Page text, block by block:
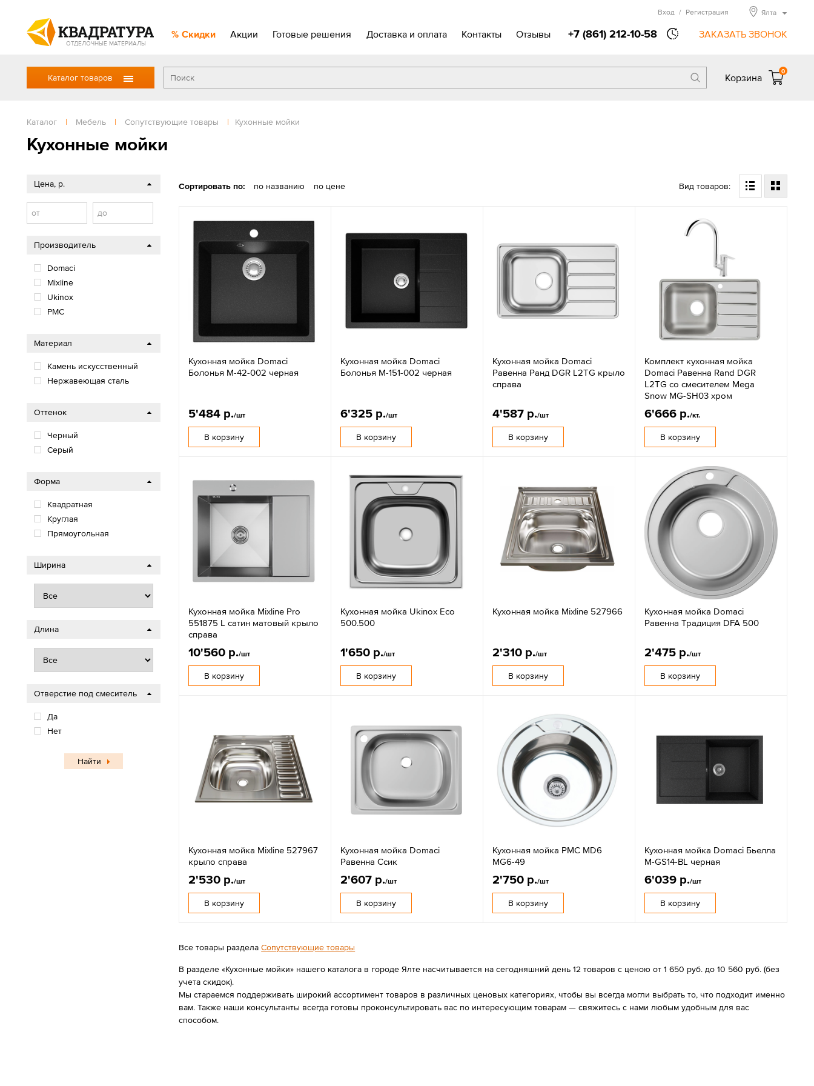
ОТДЕЛОЧНЫЕ МАТЕРИАЛЫ
Скидки Акции Готовые решения Доставка и оплата Контакты Отзывы +7 (861) 212-10-58 ЗАКАЗАТЬ ЗВОНОК
Вход / Регистрация Ялта
Каталог товаров Корзина
0
Каталог | Мебель | Сопутствующие товары | Кухонные мойки
Кухонные мойки
Сортировать по: по названию по цене Вид товаров:
Кухонная мойка Domaci
Болонья М-42-002 черная
5'484 р./шт
В корзину
Кухонная мойка Domaci
Болонья М-151-002 черная
6'325 р./шт
В корзину
Кухонная мойка Domaci
Равенна Ранд DGR L2TG крыло
справа
4'587 р./шт
В корзину
Комплект кухонная мойка
Domaci Равенна Rand DGR
L2TG со смесителем Mega
Snow MG-SH03 хром
6'666 р./кт.
В корзину
Кухонная мойка Mixline Pro
551875 L сатин матовый крыло
справа
10'560 р./шт
В корзину
Кухонная мойка Ukinox Eco
500.500
1'650 р./шт
В корзину
Кухонная мойка Mixline 527966
2'310 р./шт
В корзину
Кухонная мойка Domaci
Равенна Традиция DFA 500
2'475 р./шт
В корзину
Кухонная мойка Mixline 527967
крыло справа
2'530 р./шт
В корзину
Кухонная мойка Domaci
Равенна Ссик
2'607 р./шт
В корзину
Кухонная мойка РМС MD6
MG6-49
2'750 р./шт
В корзину
Кухонная мойка Domaci Бьелла
M-GS14-BL черная
6'039 р./шт
В корзину
Все товары разделаСопутствующие товары
В разделе «Кухонные мойки» нашего каталога в городе Ялте насчитывается на сегодняшний день 12 товаров с ценою от 1 650 руб. до 10 560 руб. (без
учета скидок).
Мы стараемся поддерживать широкий ассортимент товаров в различных ценовых категориях, чтобы вы всегда могли выбрать то, что подходит именно
вам. Также наши консультанты всегда готовы проконсультировать вас по интересующим товарам — свяжитесь с нами любым удобным для вас
способом.
Цена, р.
от до
Производитель
Domaci
Mixline
Ukinox
РМС
Материал
Камень искусственный
Нержавеющая сталь
Оттенок
Черный
Серый
Форма
Квадратная
Круглая
Прямоугольная
Ширина
Длина
Отверстие под смеситель
Да
Нет
Найти